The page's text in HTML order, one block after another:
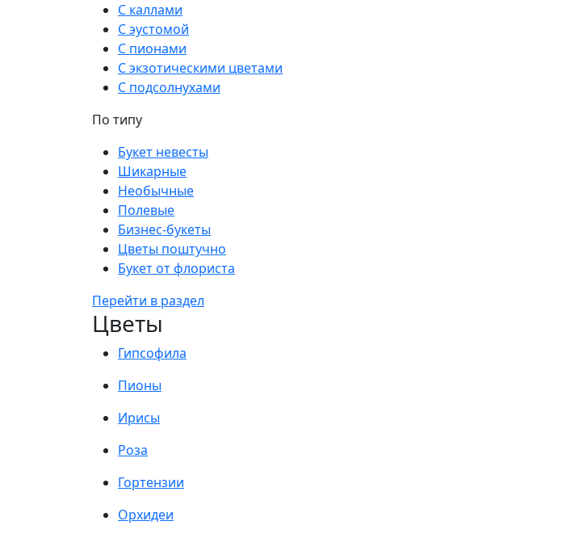
С каллами
С эустомой
С пионами
С экзотическими цветами
С подсолнухами
По типу
Букет невесты
Шикарные
Необычные
Полевые
Бизнес-букеты
Цветы поштучно
Букет от флориста
Перейти в раздел
Цветы
Гипсофила
Пионы
Ирисы
Роза
Гортензии
Орхидеи